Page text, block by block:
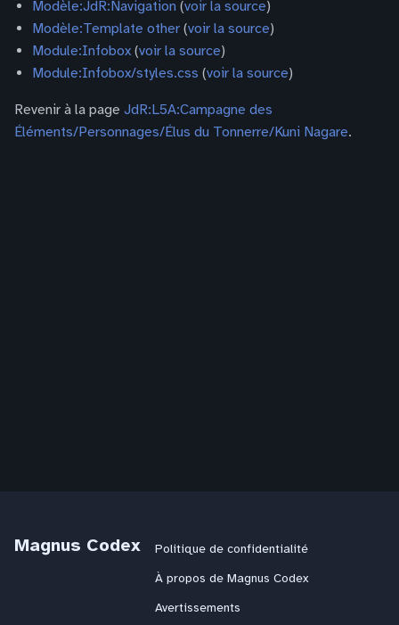
Modèle:JdR:Navigation (voir la source)
Modèle:Template other (voir la source)
Module:Infobox (voir la source)
Module:Infobox/styles.css (voir la source)
Revenir à la page JdR:L5A:Campagne des
Éléments/Personnages/Élus du Tonnerre/Kuni Nagare.
Magnus Codex
Politique de confidentialité
À propos de Magnus Codex
Avertissements